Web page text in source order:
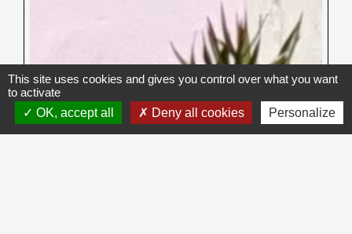
This site uses cookies and gives you control over what you want
to activate
OK, accept all
Deny all cookies Personalize